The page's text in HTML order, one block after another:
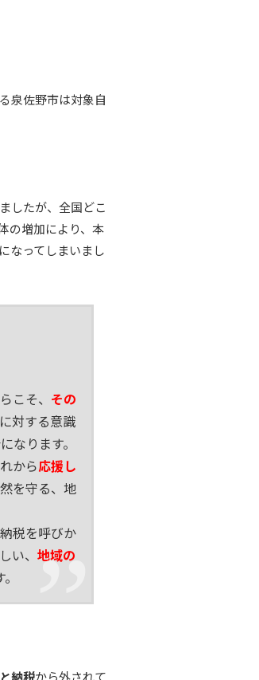
泉佐野市は対象自
したが、全国どこ
の増加により、本
なってしまいまし
こそ、 その
対する意識
なります。
から応援し
を守る、地
税を呼びか
い、 地域の
納税から外されて